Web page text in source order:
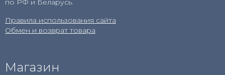
по РФ и Беларусь.
Правила использования сайта
Обмен и возврат товара
Магазин